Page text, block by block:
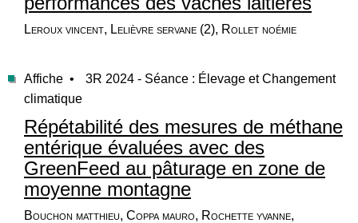
Leroux vincent, Lelièvre servane (2), Rollet noémie
Affiche •
3R 2024 - Séance : Élevage et Changement
climatique
Répétabilité des mesures de méthane
entérique évaluées avec des
GreenFeed au pâturage en zone de
moyenne montagne
Bouchon matthieu, Coppa mauro, Rochette yvanne,